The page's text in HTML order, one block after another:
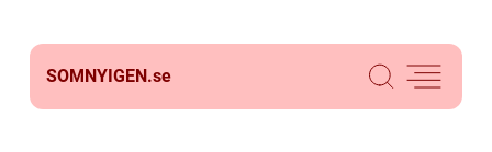
SOMNYIGEN.se